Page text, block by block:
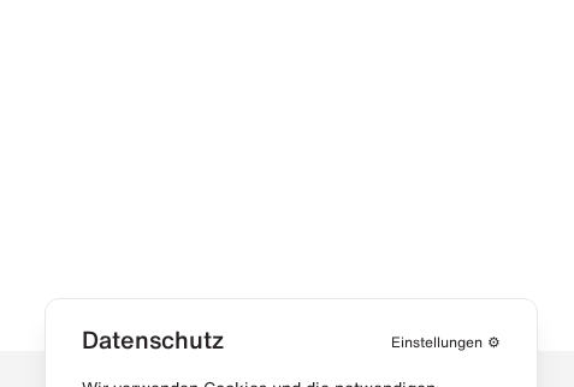
Datenschutz Einstellungen ⚙️